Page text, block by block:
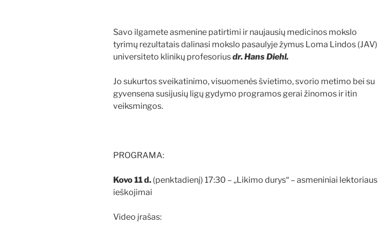
Savo ilgamete asmenine patirtimi ir naujausių medicinos mokslo
tyrimų rezultatais dalinasi mokslo pasaulyje žymus Loma Lindos (JAV)
universiteto klinikų profesoriusdr. Hans Diehl.
Jo sukurtos sveikatinimo, visuomenės švietimo, svorio metimo bei su
gyvensena susijusių ligų gydymo programos gerai žinomos ir itin
veiksmingos.
PROGRAMA:
Kovo 11 d. (penktadienį) 17:30 – „Likimo durys“ – asmeniniai lektoriaus
ieškojimai
Video įrašas: